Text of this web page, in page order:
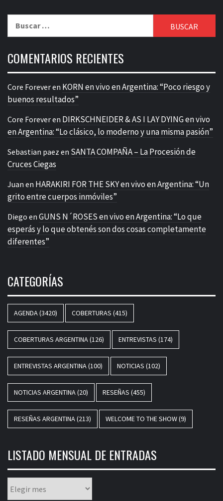
COMENTARIOS RECIENTES
Core Foreveren KORN en vivo en Argentina: “Poco riesgo y
buenos resultados”
Core Foreveren DIRKSCHNEIDER & AS I LAY DYING en vivo
en Argentina: “Lo clásico, lo moderno y una misma pasión”
Sebastian paez en SANTA COMPAÑA – La Procesión de
Cruces Ciegas
Juan en HARAKIRI FOR THE SKY en vivo en Argentina: “Un
grito entre cuerpos inmóviles”
Diego en GUNS N´ROSES en vivo en Argentina: “Lo que
esperás y lo que obtenés son dos cosas completamente
diferentes”
CATEGORÍAS
AGENDA(3420) COBERTURAS (415)
COBERTURAS ARGENTINA(126) ENTREVISTAS (174)
ENTREVISTAS ARGENTINA(100) NOTICIAS (102)
NOTICIAS ARGENTINA(20) RESEÑAS (455)
RESEÑAS ARGENTINA(213) WELCOME TO THE SHOW(9)
LISTADO MENSUAL DE ENTRADAS
mensual